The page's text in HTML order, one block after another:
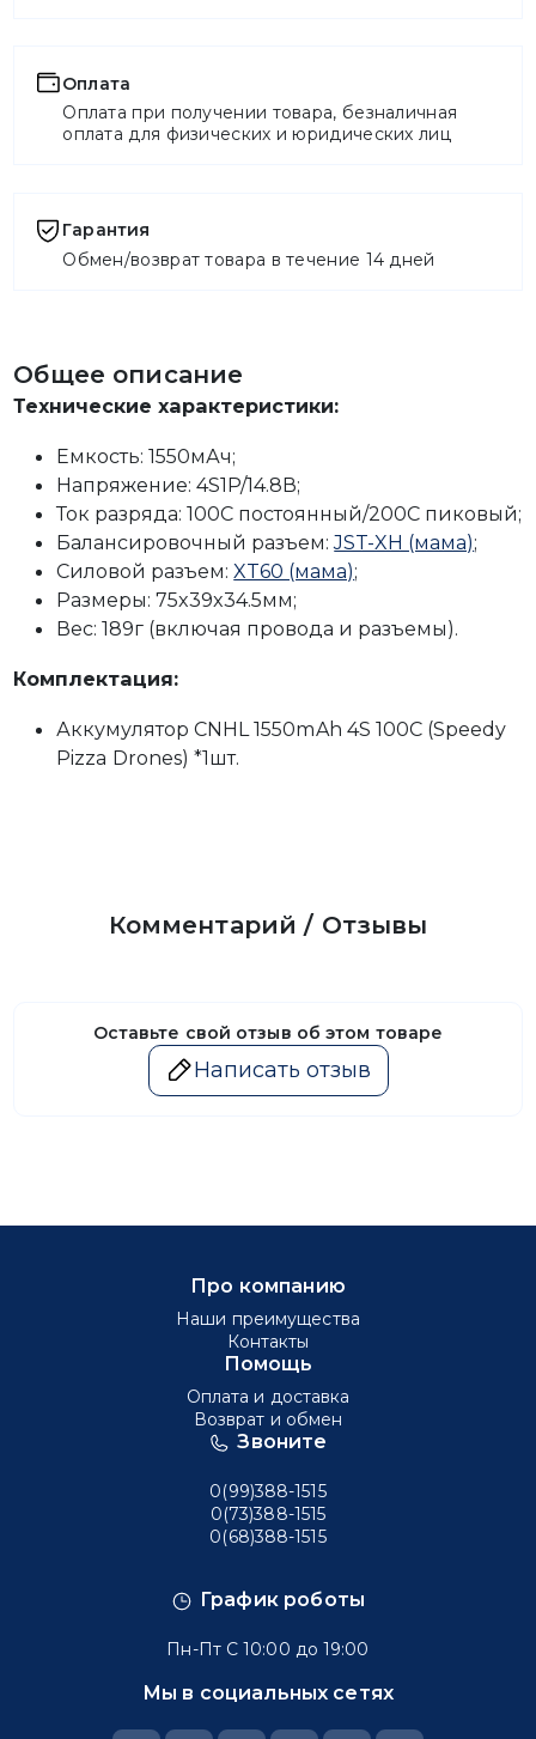
Оплата
Оплата при получении товара, безналичная
оплата для физических и юридических лиц
Гарантия
Обмен/возврат товара в течение 14 дней
Общее описание
Технические характеристики:
Емкость: 1550мАч;
Напряжение: 4S1P/14.8В;
Ток разряда: 100C постоянный/200C пиковый;
Балансировочный разъем:JST-XH (мама);
Силовой разъем:XT60 (мама);
Размеры: 75x39x34.5мм;
Вес: 189г (включая провода и разъемы).
Комплектация:
Аккумулятор CNHL 1550mAh 4S 100C (Speedy
Pizza Drones) *1шт.
Комментарий / Отзывы
Оставьте свой отзыв об этом товаре
Написать отзыв
График роботы
Пн-Пт С 10:00 до 19:00
Мы в социальных сетях
Звоните
0(99)388-1515
0(73)388-1515
0(68)388-1515
Про компанию
Наши преимущества
Контакты
Помощь
Оплата и доставка
Возврат и обмен